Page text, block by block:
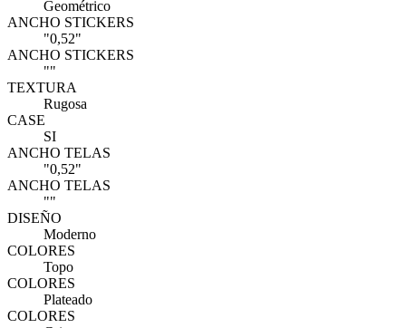
Geométrico
ANCHO STICKERS
"0,52"
ANCHO STICKERS
""
TEXTURA
Rugosa
CASE
SI
ANCHO TELAS
"0,52"
ANCHO TELAS
""
DISEÑO
Moderno
COLORES
Topo
COLORES
Plateado
COLORES